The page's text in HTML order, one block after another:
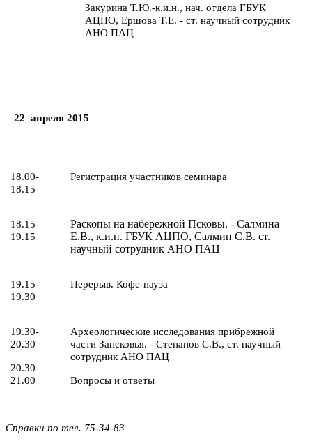
Закурина Т.Ю.-к.и.н., нач. отдела ГБУК
АЦПО, Ершова Т.Е. - ст. научный сотрудник
АНО ПАЦ
22 апреля 2015
18.00-
18.15
Регистрация участников семинара
18.15-
19.15
Раскопы на набережной Псковы. - Салмина
Е.В., к.и.н. ГБУК АЦПО, Салмин С.В. ст.
научный сотрудник АНО ПАЦ
19.15-
19.30
Перерыв. Кофе-пауза
19.30-
20.30
20.30-
21.00
Археологические исследования прибрежной
части Запсковья. - Степанов С.В., ст. научный
сотрудник АНО ПАЦ
Вопросы и ответы
Справки по тел. 75-34-83